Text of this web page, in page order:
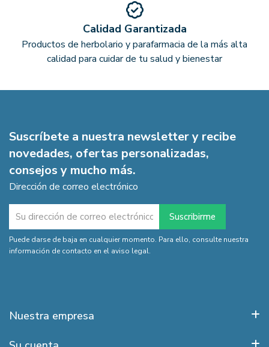
Calidad Garantizada
Productos de herbolario y parafarmacia de la más alta
calidad para cuidar de tu salud y bienestar
Suscríbete a nuestra newsletter y recibe
novedades, ofertas personalizadas,
consejos y mucho más.
Dirección de correo electrónico
Puede darse de baja en cualquier momento. Para ello, consulte nuestra
información de contacto en el aviso legal.
Nuestra empresa